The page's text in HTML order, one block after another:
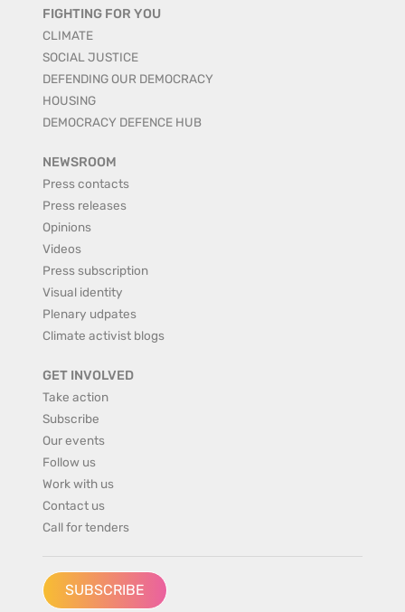
FIGHTING FOR YOU
CLIMATE
SOCIAL JUSTICE
DEFENDING OUR DEMOCRACY
HOUSING
DEMOCRACY DEFENCE HUB
NEWSROOM
Press contacts
Press releases
Opinions
Videos
Press subscription
Visual identity
Plenary udpates
Climate activist blogs
GET INVOLVED
Take action
Subscribe
Our events
Follow us
Work with us
Contact us
Call for tenders
SUBSCRIBE